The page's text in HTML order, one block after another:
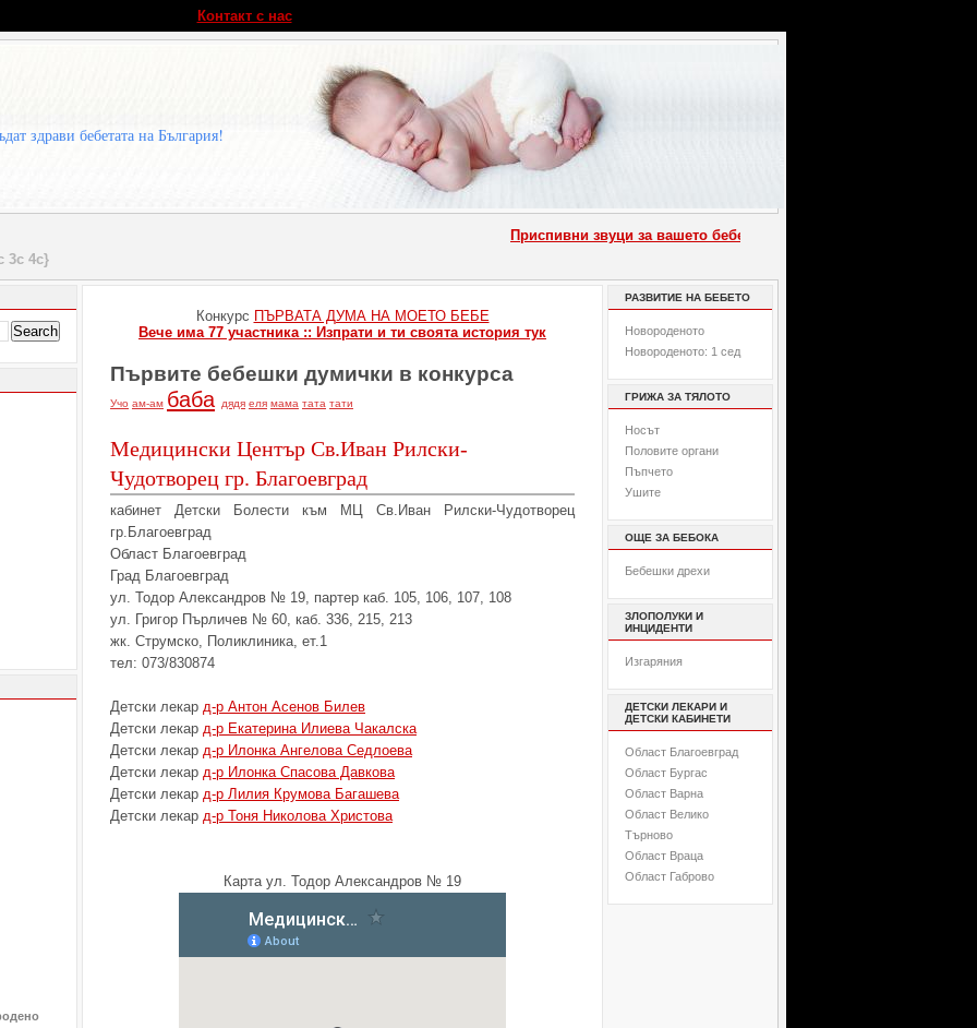
Контакт с нас
здрави бебетата на България!
Приспивни звуци за вашето бебе::Как се къпе новородено (Видео)
3с 4с}
Конкурс ПЪРВАТА ДУМА НА МОЕТО БЕБЕ
Вече има 77 участника :: Изпрати и ти своята история тук
Първите бебешки думички в конкурса
Учо ам-ам баба дядя еля мама тата тати
Медицински Център Св.Иван Рилски-
Чудотворец гр. Благоевград
кабинет Детски Болести към МЦ Св.Иван Рилски-Чудотворец
гр.Благоевград
Област Благоевград
Град Благоевград
ул. Тодор Александров № 19, партер каб. 105, 106, 107, 108
ул. Григор Пърличев № 60, каб. 336, 215, 213
жк. Струмско, Поликлиника, ет.1
тел: 073/830874
Детски лекар д-р Антон Асенов Билев
Детски лекар д-р Екатерина Илиева Чакалска
Детски лекар д-р Илонка Ангелова Седлоева
Детски лекар д-р Илонка Спасова Давкова
Детски лекар д-р Лилия Крумова Багашева
Детски лекар д-р Тоня Николова Христова
Карта ул. Тодор Александров № 19
РАЗВИТИЕ НА БЕБЕТО
Новороденото
Новороденото: 1 сед
ГРИЖА ЗА ТЯЛОТО
Носът
Половите органи
Пъпчето
Ушите
ОЩЕ ЗА БЕБОКА
Бебешки дрехи
ЗЛОПОЛУКИ И
ИНЦИДЕНТИ
Изгаряния
ДЕТСКИ ЛЕКАРИ И
ДЕТСКИ КАБИНЕТИ
Област Благоевград
Област Бургас
Област Варна
Област Велико
Търново
Област Враца
Област Габрово